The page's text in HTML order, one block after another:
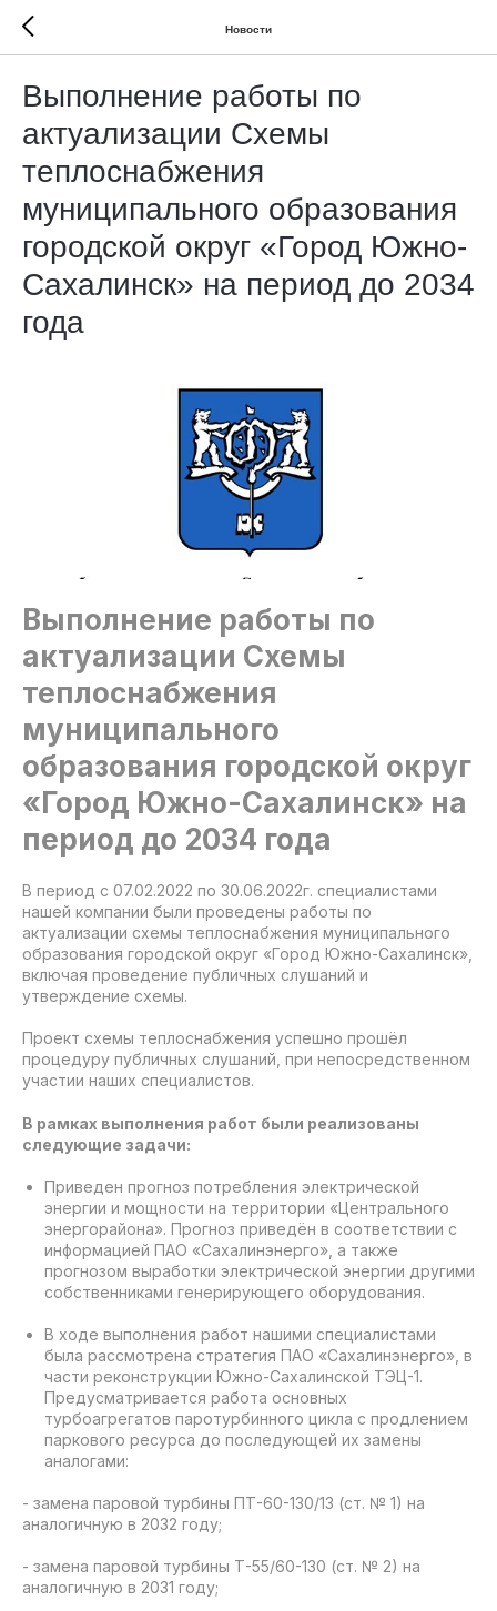
Новости
Выполнение работы по
актуализации Схемы
теплоснабжения
муниципального образования
городской округ «Город Южно-
Сахалинск» на период до 2034
года
Выполнение работы по
актуализации Схемы
теплоснабжения
муниципального
образования городской округ
«Город Южно-Сахалинск» на
период до 2034 года
В период с 07.02.2022 по 30.06.2022г. специалистами
нашей компании были проведены работы по
актуализации схемы теплоснабжения муниципального
образования городской округ «Город Южно-Сахалинск»,
включая проведение публичных слушаний и
утверждение схемы.
Проект схемы теплоснабжения успешно прошёл
процедуру публичных слушаний, при непосредственном
участии наших специалистов.
В рамках выполнения работ были реализованы
следующие задачи:
Приведен прогноз потребления электрической
энергии и мощности на территории «Центрального
энергорайона». Прогноз приведён в соответствии с
информацией ПАО «Сахалинэнерго», а также
прогнозом выработки электрической энергии другими
собственниками генерирующего оборудования.
В ходе выполнения работ нашими специалистами
была рассмотрена стратегия ПАО «Сахалинэнерго», в
части реконструкции Южно-Сахалинской ТЭЦ-1.
Предусматривается работа основных
турбоагрегатов паротурбинного цикла с продлением
паркового ресурса до последующей их замены
аналогами:
- замена паровой турбины ПТ-60-130/13 (ст. № 1) на
аналогичную в 2032 году;
- замена паровой турбины Т-55/60-130 (ст. № 2) на
аналогичную в 2031 году;